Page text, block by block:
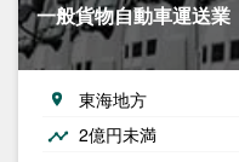
一般貨物自動車運送業
東海地方
2億円未満